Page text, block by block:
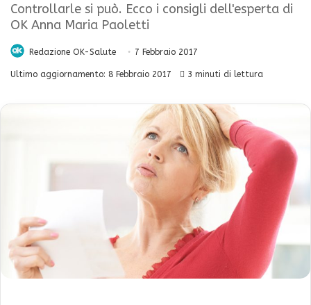
Controllarle si può. Ecco i consigli dell'esperta di
OK Anna Maria Paoletti
Redazione OK-Salute 7 Febbraio 2017
Ultimo aggiornamento: 8 Febbraio 2017 3 minuti di lettura